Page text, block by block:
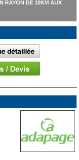
RAYON DE 10KM AUX